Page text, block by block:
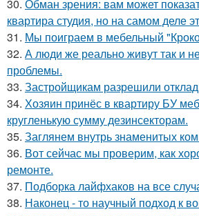
30. Обман зрения: вам может
квартира студия, но на самом деле
31. Мы поиграем в мебельный
32. А люди же реально живут так и
проблемы.
33. Застройщикам разрешили
34. Хозяин принёс в квартиру БУ
кругленькую сумму дезинсекторам.
35. Заглянем внутрь знаменитых
36. Вот сейчас мы проверим, как
ремонте.
37. Подборка лайфхаков на все
38. Наконец - то научный подход к